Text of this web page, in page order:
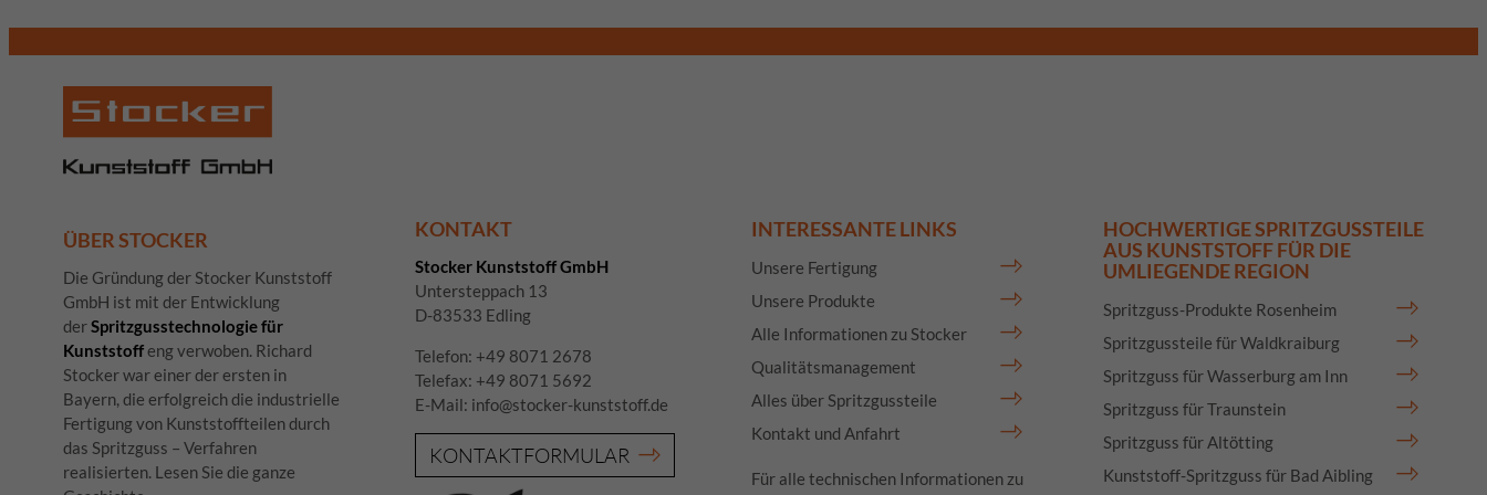
ÜBER STOCKER
Die Gründung der Stocker Kunststoff
GmbH ist mit der Entwicklung
derSpritzgusstechnologie für
Kunststoffeng verwoben. Richard
Stocker war einer der ersten in
Bayern, die erfolgreich die industrielle
Fertigung von Kunststoffteilen durch
das Spritzguss – Verfahren
realisierten. Lesen Sie die ganze
KONTAKT
Stocker Kunststoff GmbH
Untersteppach 13
D-83533 Edling
Telefon: +49 8071 2678
Telefax: +49 8071 5692
E-Mail: info@stocker-kunststoff.de
KONTAKTFORMULAR
INTERESSANTE LINKS
Unsere Fertigung
Unsere Produkte
Alle Informationen zu Stocker
Qualitätsmanagement
Alles über Spritzgussteile
Kontakt und Anfahrt
Für alle technischen Informationen zu
HOCHWERTIGE SPRITZGUSSTEILE
AUS KUNSTSTOFF FÜR DIE
UMLIEGENDE REGION
Spritzguss-Produkte Rosenheim
Spritzgussteile für Waldkraiburg
Spritzguss für Wasserburg am Inn
Spritzguss für Traunstein
Spritzguss für Altötting
Kunststoff-Spritzguss für Bad Aibling